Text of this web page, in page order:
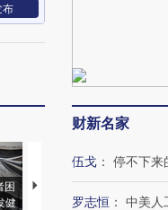
布
困
健
视线｜HYROX的吸金
术：是什么让中产们甘
财新名家
伍戈 ： 停不下来
罗志恒 ： 中美人